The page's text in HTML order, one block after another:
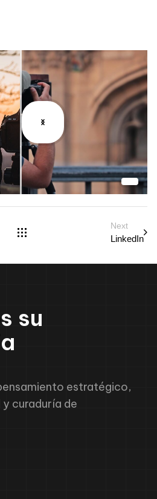
Next
LinkedIn
s su
a
estratégico,
curaduría de